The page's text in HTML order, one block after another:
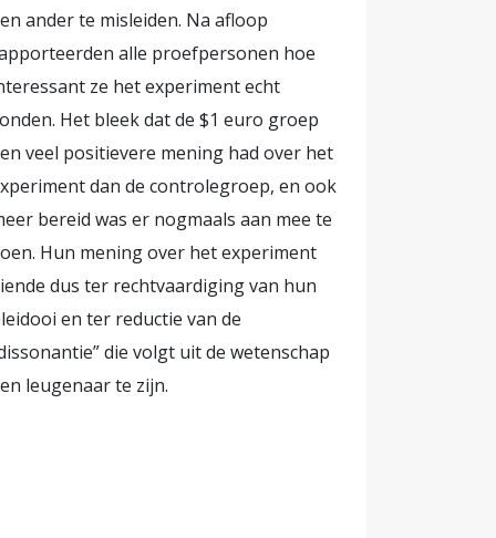
ander te misleiden. Na afloop
alle proefpersonen hoe
ze het experiment echt
Het bleek dat de $1 euro groep
veel positievere mening had over het
dan de controlegroep, en ook
bereid was er nogmaals aan mee te
Hun mening over het experiment
dus ter rechtvaardiging van hun
en ter reductie van de
die volgt uit de wetenschap
leugenaar te zijn.